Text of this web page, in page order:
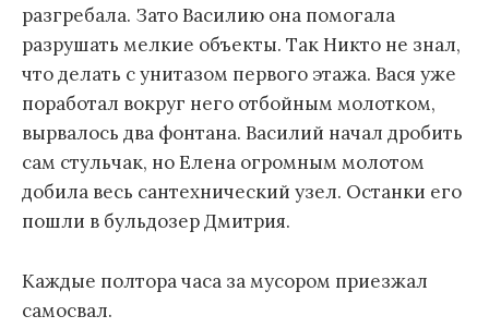
разгребала. Зато Василию она помогала
разрушать мелкие объекты. Так Никто не знал,
что делать с унитазом первого этажа. Вася уже
поработал вокруг него отбойным молотком,
вырвалось два фонтана. Василий начал дробить
сам стульчак, но Елена огромным молотом
добила весь сантехнический узел. Останки его
пошли в бульдозер Дмитрия.
Каждые полтора часа за мусором приезжал
самосвал.